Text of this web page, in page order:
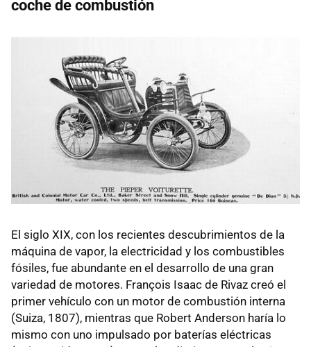
coche de combustión
El siglo XIX, con los recientes descubrimientos de la
máquina de vapor, la electricidad y los combustibles
fósiles, fue abundante en el desarrollo de una gran
variedad de motores. François Isaac de Rivaz creó el
primer vehículo con un motor de combustión interna
(Suiza, 1807), mientras que Robert Anderson haría lo
mismo con uno impulsado por baterías eléctricas